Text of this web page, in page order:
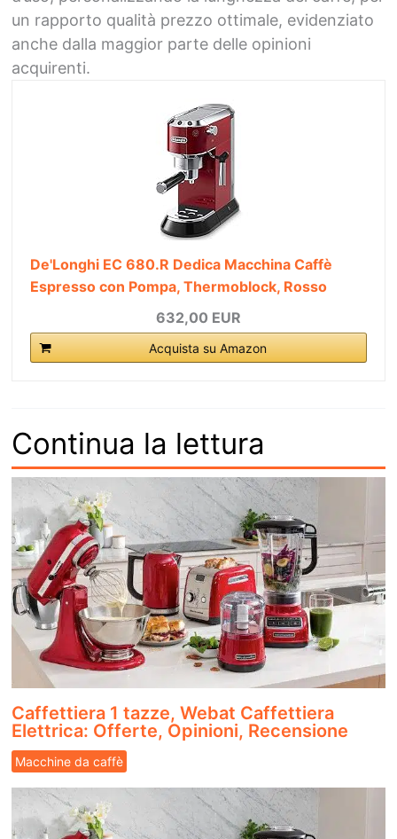
un rapporto qualità prezzo ottimale, evidenziato
anche dalla maggior parte delle opinioni
acquirenti.
De'Longhi EC 680.R Dedica Macchina Caffè
Espresso con Pompa, Thermoblock, Rosso
632,00 EUR
Acquista su Amazon
Continua la lettura
Caffettiera 1 tazze, Webat Caffettiera
Elettrica: Offerte, Opinioni, Recensione
Macchine da caffè